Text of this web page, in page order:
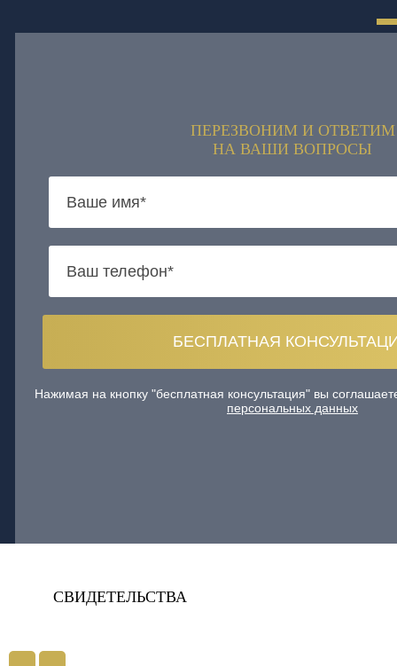
ПЕРЕЗВОНИМ И ОТВЕТИМ
НА ВАШИ ВОПРОСЫ
Нажимая на кнопку "бесплатная консультация" вы
персональных данных
СВИДЕТЕЛЬСТВА